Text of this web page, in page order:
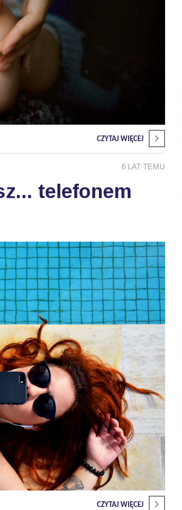
CZYTAJ WIĘCEJ
6 LAT TEMU
telefonem
CZYTAJ WIĘCEJ